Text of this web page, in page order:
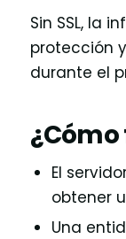
Sin SSL, la
protección
durante el
¿Cómo
El
obtener
Una